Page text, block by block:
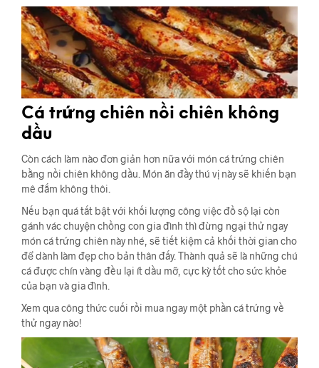
Cá trứng chiên nồi chiên không
dầu
Còn cách làm nào đơn giản hơn nữa với món cá trứng chiên
bằng nồi chiên không dầu. Món ăn đầy thú vị này sẽ khiến bạn
mê đắm không thôi.
Nếu bạn quá tất bật với khối lượng công việc đồ sộ lại còn
gánh vác chuyện chồng con gia đình thì đừng ngại thử ngay
món cá trứng chiên này nhé, sẽ tiết kiệm cả khối thời gian cho
để dành làm đẹp cho bản thân đấy. Thành quả sẽ là những chú
cá được chín vàng đều lại ít dầu mỡ, cực kỳ tốt cho sức khỏe
của bạn và gia đình.
Xem qua công thức cuối rồi mua ngay một phần cá trứng về
thử ngay nào!